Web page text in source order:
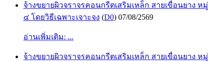
จ้างขยายผิวจราจรคอนกรีตเสริมเหล็ก สายเขื่อนยาง หมู่
๔ โดยวิธีเฉพาะเจาะจง (D0) 07/08/2569
อ่านเพิ่มเติม: ...
จ้างขยายผิวจราจรคอนกรีตเสริมเหล็ก สายเขื่อนยาง หมู่